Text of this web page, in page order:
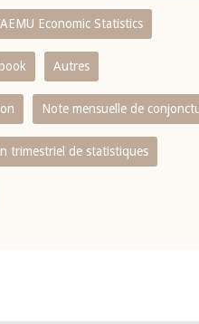
Economic Statistics
Autres
Note mensuelle de
trimestriel de statistiques